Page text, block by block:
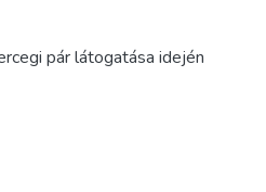
pár látogatása idején